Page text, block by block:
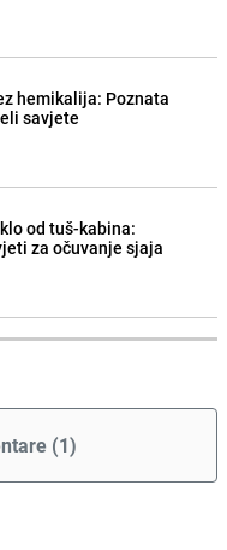
hemikalija: Poznata
savjete
od tuš-kabina:
za očuvanje sjaja
(1)